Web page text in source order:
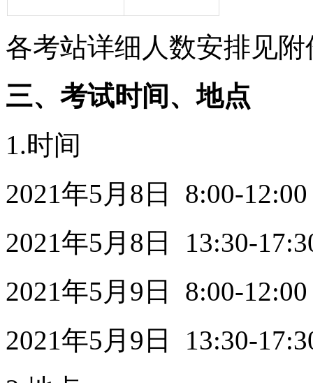
各考站详细人数安排见附
三、考试时间、地点
1.时间
2021年5月8日 8:00-12:00
2021年5月8日 13:30-
2021年5月9日 8:00-12:00
2021年5月9日 13:30-